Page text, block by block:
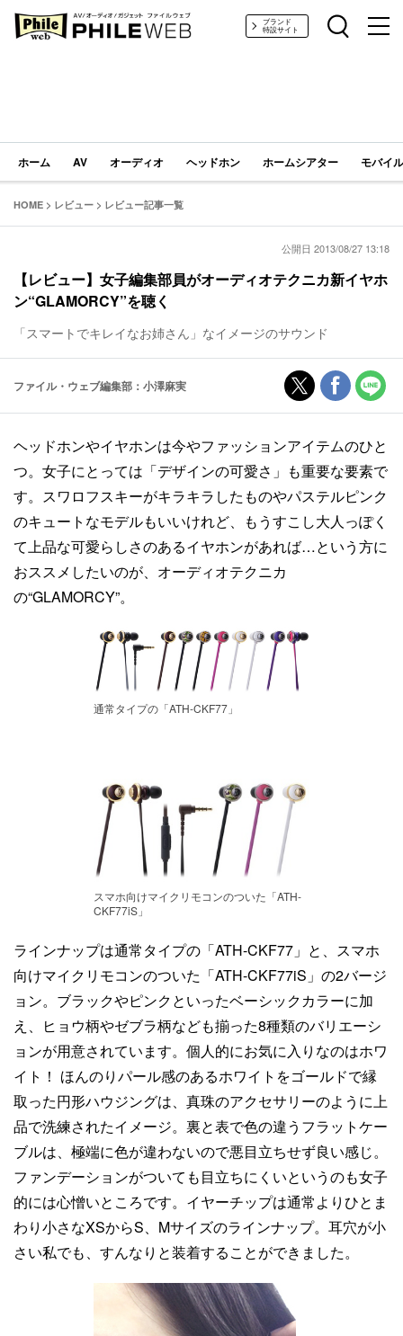
PHILE WEB｜AV/オーディオ/ガジェットブランド
特設サイト
ホーム AV オーディオ ヘッドホン ホームシアター モバイ
HOME > レビュー > レビュー記事一覧
公開日 2013/08/27 13:18
【レビュー】女子編集部員がオーディオテクニカ新イヤホ
ン“GLAMORCY”を聴く
「スマートでキレイなお姉さん」なイメージのサウンド
ファイル・ウェブ編集部：小澤麻実
ヘッドホンやイヤホンは今やファッションアイテムのひと
つ。女子にとっては「デザインの可愛さ」も重要な要素で
す。スワロフスキーがキラキラしたものやパステルピンク
のキュートなモデルもいいけれど、もうすこし大人っぽく
て上品な可愛らしさのあるイヤホンがあれば…という方に
おススメしたいのが、オーディオテクニカ
の“GLAMORCY”。
通常タイプの「ATH-CKF77」
スマホ向けマイクリモコンのついた「ATH-
CKF77iS」
ラインナップは通常タイプの「ATH-CKF77」と、スマホ
向けマイクリモコンのついた「ATH-CKF77iS」の2バージ
ョン。ブラックやピンクといったベーシックカラーに加
え、ヒョウ柄やゼブラ柄なども揃った8種類のバリエーシ
ョンが用意されています。個人的にお気に入りなのはホワ
イト！ ほんのりパール感のあるホワイトをゴールドで縁
取った円形ハウジングは、真珠のアクセサリーのように上
品で洗練されたイメージ。裏と表で色の違うフラットケー
ブルは、極端に色が違わないので悪目立ちせず良い感じ。
ファンデーションがついても目立ちにくいというのも女子
的には心憎いところです。イヤーチップは通常よりひとま
わり小さなXSからS、Mサイズのラインナップ。耳穴が小
さい私でも、すんなりと装着することができました。